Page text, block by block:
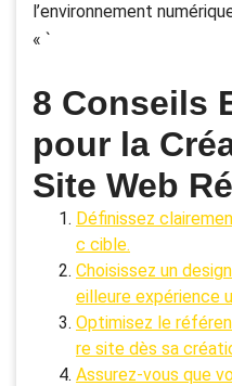
l’environnement numérique
« `
8 Conseils
pour la
Site Web
Définissez
c cible.
Choisissez un
eilleure expérience
Optimisez le
re site dès sa
Assurez-vous que